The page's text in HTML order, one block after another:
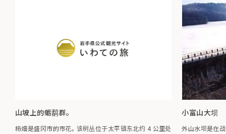
山坡上的蛎鹬群。
柿畑是盛冈市的市花。 该树丛位于太平镇东北约 4 公里处
小富山大坝
外山水坝是在